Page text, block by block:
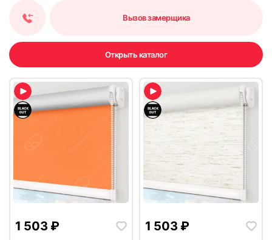
Вызов замерщика
Открыть каталог
1 503 ₽ 1 503 ₽